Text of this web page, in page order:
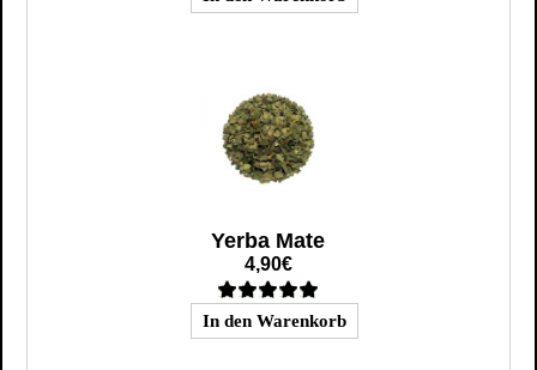
Yerba Mate
4,90€